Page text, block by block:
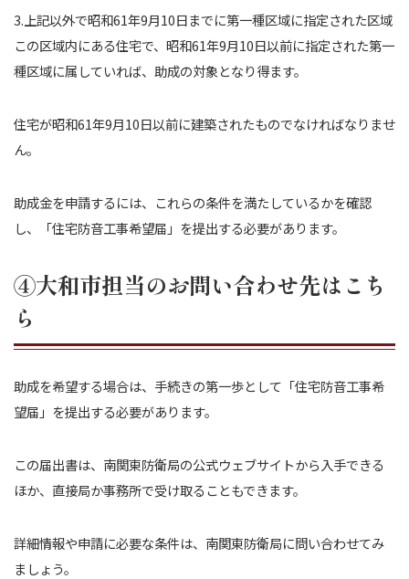
3.上記以外で昭和61年9月10日までに第一種区域に指定された区域
この区域内にある住宅で、昭和61年9月10日以前に指定された第一
種区域に属していれば、助成の対象となり得ます。
住宅が昭和61年9月10日以前に建築されたものでなければなりませ
ん。
助成金を申請するには、これらの条件を満たしているかを確認
し、「住宅防音工事希望届」を提出する必要があります。
④大和市担当のお問い合わせ先はこち
ら
助成を希望する場合は、手続きの第一歩として「住宅防音工事希
望届」を提出する必要があります。
この届出書は、南関東防衛局の公式ウェブサイトから入手できる
ほか、直接局か事務所で受け取ることもできます。
詳細情報や申請に必要な条件は、南関東防衛局に問い合わせてみ
ましょう。